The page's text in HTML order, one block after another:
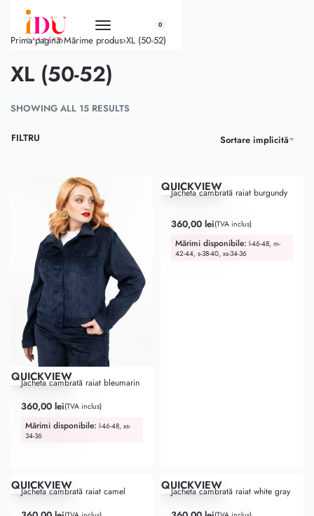
conținut
0
Prima pagină›Mărime produs›XL (50-52)
XL (50-52)
SHOWING ALL 15 RESULTS
Sortare implicită
FILTRU
QUICKVIEW
Jacheta cambrată raiat bleumarin
360,00 lei(TVA inclus)
Mărimi disponibile: l-46-48, xs-
34-36
QUICKVIEW
Jacheta cambrată raiat burgundy
Evaluat la 5.00din 5
360,00 lei(TVA inclus)
Mărimi disponibile: l-46-48, m-
42-44, s-38-40, xs-34-36
QUICKVIEW
Jacheta cambrată raiat camel QUICKVIEW
Jacheta cambrată raiat white gray